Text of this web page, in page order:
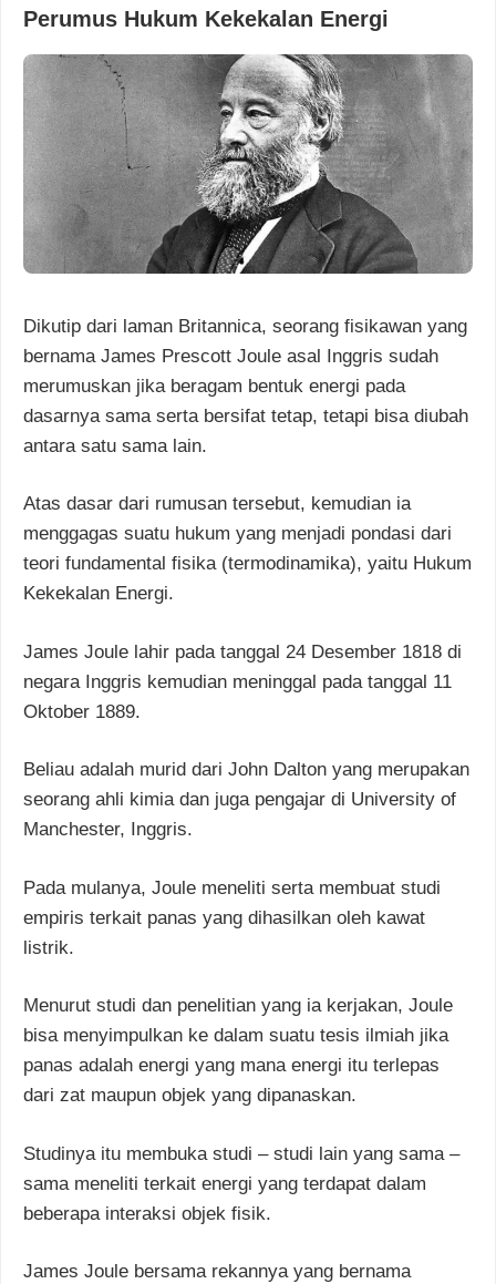
Perumus Hukum Kekekalan Energi
Dikutip dari laman Britannica, seorang fisikawan yang
bernama James Prescott Joule asal Inggris sudah
merumuskan jika beragam bentuk energi pada
dasarnya sama serta bersifat tetap, tetapi bisa diubah
antara satu sama lain.
Atas dasar dari rumusan tersebut, kemudian ia
menggagas suatu hukum yang menjadi pondasi dari
teori fundamental fisika (termodinamika), yaitu Hukum
Kekekalan Energi.
James Joule lahir pada tanggal 24 Desember 1818 di
negara Inggris kemudian meninggal pada tanggal 11
Oktober 1889.
Beliau adalah murid dari John Dalton yang merupakan
seorang ahli kimia dan juga pengajar di University of
Manchester, Inggris.
Pada mulanya, Joule meneliti serta membuat studi
empiris terkait panas yang dihasilkan oleh kawat
listrik.
Menurut studi dan penelitian yang ia kerjakan, Joule
bisa menyimpulkan ke dalam suatu tesis ilmiah jika
panas adalah energi yang mana energi itu terlepas
dari zat maupun objek yang dipanaskan.
Studinya itu membuka studi – studi lain yang sama –
sama meneliti terkait energi yang terdapat dalam
beberapa interaksi objek fisik.
James Joule bersama rekannya yang bernama